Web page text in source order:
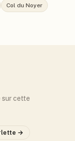
Col du Noyer
sur cette
→